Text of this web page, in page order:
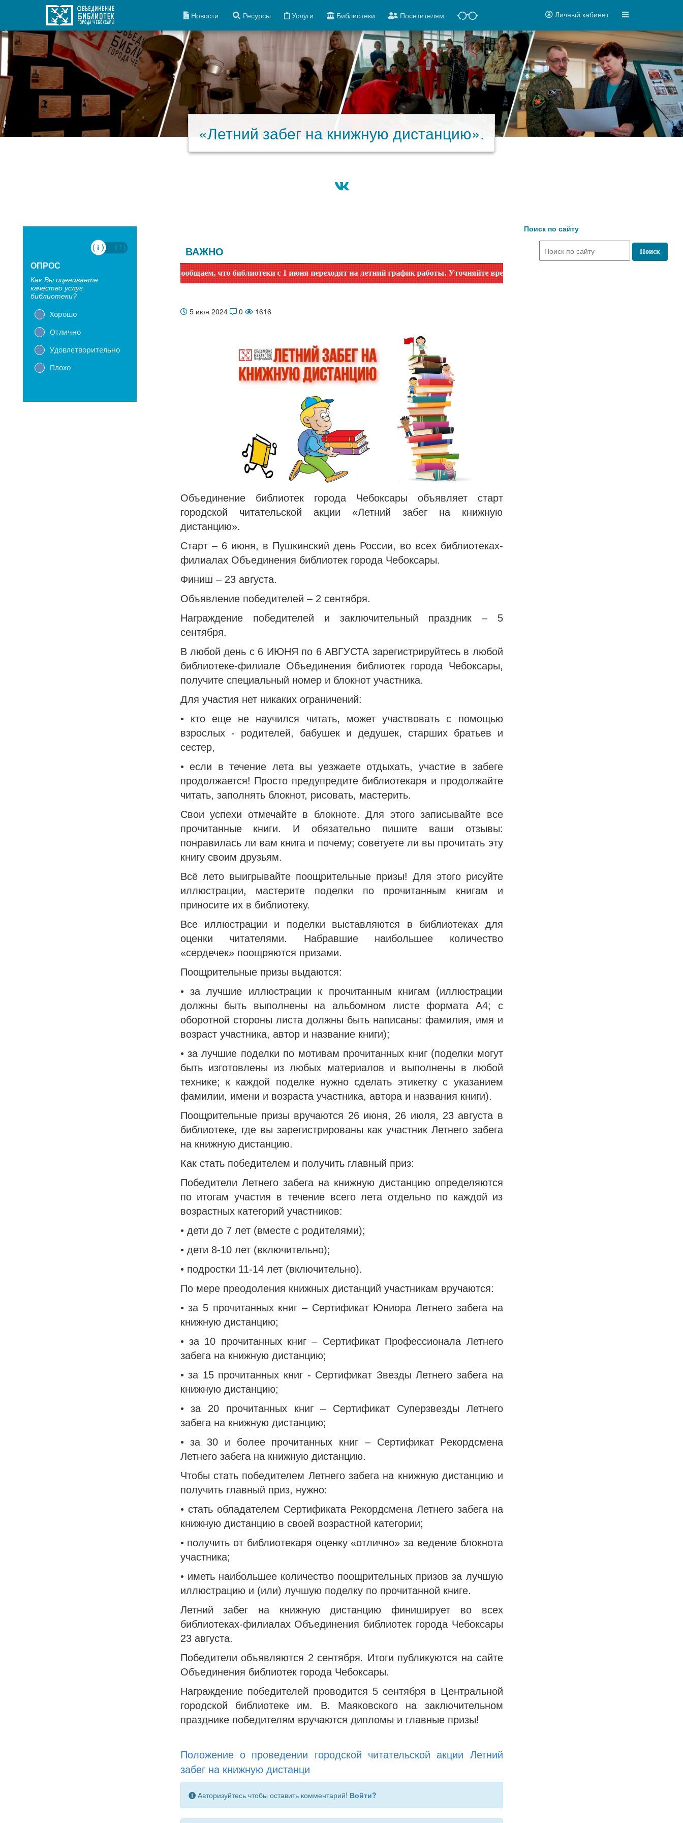
Новости Ресурсы Услуги Библиотеки Посетителям Личный кабинет
«Летний забег на книжную дистанцию».
ОПРОС
Как Вы оцениваете
качество услуг
библиотеки?
Хорошо
Отлично
Удовлетворительно
Плохо
ВАЖНО
Уважаемые читатели! Сообщаем, что библиотеки с 1 июня переходят на летний график работы. Уточняйте время работы по номеру телефона или на сайте в разделе
5 июн 2024 0 1616
Объединение библиотек города Чебоксары объявляет старт
городской читательской акции «Летний забег на книжную
дистанцию».
Старт – 6 июня, в Пушкинский день России, во всех библиотеках-
филиалах Объединения библиотек города Чебоксары.
Финиш – 23 августа.
Объявление победителей – 2 сентября.
Награждение победителей и заключительный праздник – 5
сентября.
В любой день с 6 ИЮНЯ по 6 АВГУСТА зарегистрируйтесь в любой
библиотеке-филиале Объединения библиотек города Чебоксары,
получите специальный номер и блокнот участника.
Для участия нет никаких ограничений:
• кто еще не научился читать, может участвовать с помощью
взрослых - родителей, бабушек и дедушек, старших братьев и
сестер,
• если в течение лета вы уезжаете отдыхать, участие в забеге
продолжается! Просто предупредите библиотекаря и продолжайте
читать, заполнять блокнот, рисовать, мастерить.
Свои успехи отмечайте в блокноте. Для этого записывайте все
прочитанные книги. И обязательно пишите ваши отзывы:
понравилась ли вам книга и почему; советуете ли вы прочитать эту
книгу своим друзьям.
Всё лето выигрывайте поощрительные призы! Для этого рисуйте
иллюстрации, мастерите поделки по прочитанным книгам и
приносите их в библиотеку.
Все иллюстрации и поделки выставляются в библиотеках для
оценки читателями. Набравшие наибольшее количество
«сердечек» поощряются призами.
Поощрительные призы выдаются:
• за лучшие иллюстрации к прочитанным книгам (иллюстрации
должны быть выполнены на альбомном листе формата А4; с
оборотной стороны листа должны быть написаны: фамилия, имя и
возраст участника, автор и название книги);
• за лучшие поделки по мотивам прочитанных книг (поделки могут
быть изготовлены из любых материалов и выполнены в любой
технике; к каждой поделке нужно сделать этикетку с указанием
фамилии, имени и возраста участника, автора и названия книги).
Поощрительные призы вручаются 26 июня, 26 июля, 23 августа в
библиотеке, где вы зарегистрированы как участник Летнего забега
на книжную дистанцию.
Как стать победителем и получить главный приз:
Победители Летнего забега на книжную дистанцию определяются
по итогам участия в течение всего лета отдельно по каждой из
возрастных категорий участников:
• дети до 7 лет (вместе с родителями);
• дети 8-10 лет (включительно);
• подростки 11-14 лет (включительно).
По мере преодоления книжных дистанций участникам вручаются:
• за 5 прочитанных книг – Сертификат Юниора Летнего забега на
книжную дистанцию;
• за 10 прочитанных книг – Сертификат Профессионала Летнего
забега на книжную дистанцию;
• за 15 прочитанных книг - Сертификат Звезды Летнего забега на
книжную дистанцию;
• за 20 прочитанных книг – Сертификат Суперзвезды Летнего
забега на книжную дистанцию;
• за 30 и более прочитанных книг – Сертификат Рекордсмена
Летнего забега на книжную дистанцию.
Чтобы стать победителем Летнего забега на книжную дистанцию и
получить главный приз, нужно:
• стать обладателем Сертификата Рекордсмена Летнего забега на
книжную дистанцию в своей возрастной категории;
• получить от библиотекаря оценку «отлично» за ведение блокнота
участника;
• иметь наибольшее количество поощрительных призов за лучшую
иллюстрацию и (или) лучшую поделку по прочитанной книге.
Летний забег на книжную дистанцию финиширует во всех
библиотеках-филиалах Объединения библиотек города Чебоксары
23 августа.
Победители объявляются 2 сентября. Итоги публикуются на сайте
Объединения библиотек города Чебоксары.
Награждение победителей проводится 5 сентября в Центральной
городской библиотеке им. В. Маяковского на заключительном
празднике победителям вручаются дипломы и главные призы!
Положение о проведении городской читательской акции Летний
забег на книжную дистанци
Авторизуйтесь чтобы оставить комментарий! Войти?
Поиск по сайту